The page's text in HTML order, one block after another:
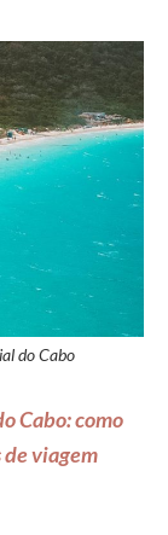
do Cabo
Cabo: como
de viagem